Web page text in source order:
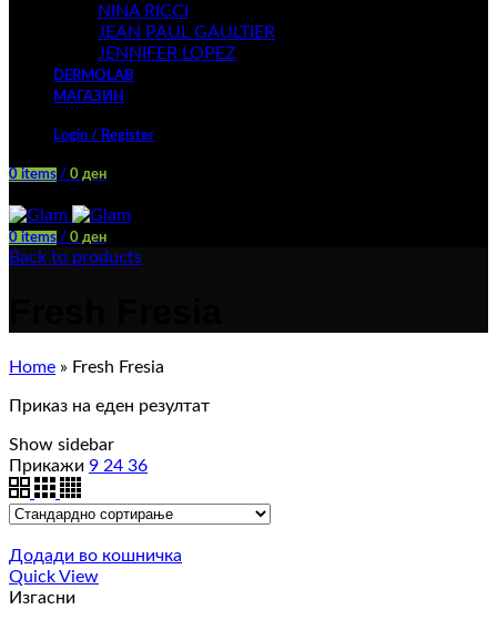
NINA RICCI
JEAN PAUL GAULTIER
JENNIFER LOPEZ
DERMOLAB
МАГАЗИН
Login / Register
0 items / 0 ден
0 items / 0 ден
Back to products
Home » Fresh Fresia
Приказ на еден резултат
Show sidebar
Прикажи 9 24 36
Додади во кошничка
Quick View
Изгасни